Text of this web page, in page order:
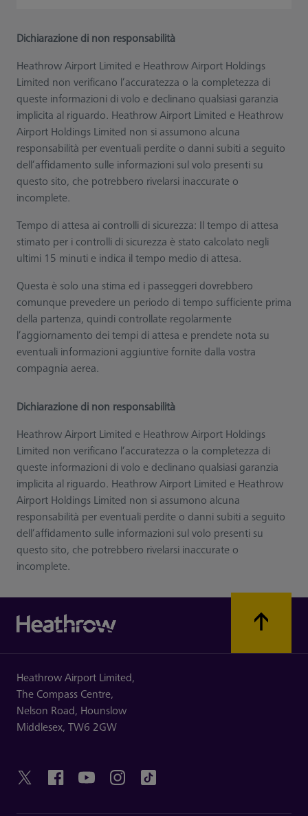
Dichiarazione di non responsabilità
Heathrow Airport Limited e Heathrow Airport Holdings
Limited non verificano l’accuratezza o la completezza di
queste informazioni di volo e declinano qualsiasi garanzia
implicita al riguardo. Heathrow Airport Limited e Heathrow
Airport Holdings Limited non si assumono alcuna
responsabilità per eventuali perdite o danni subiti a seguito
dell’affidamento sulle informazioni sul volo presenti su
questo sito, che potrebbero rivelarsi inaccurate o
incomplete.
Tempo di attesa ai controlli di sicurezza: Il tempo di attesa
stimato per i controlli di sicurezza è stato calcolato negli
ultimi 15 minuti e indica il tempo medio di attesa.
Questa è solo una stima ed i passeggeri dovrebbero
comunque prevedere un periodo di tempo sufficiente prima
della partenza, quindi controllate regolarmente
l’aggiornamento dei tempi di attesa e prendete nota su
eventuali informazioni aggiuntive fornite dalla vostra
compagnia aerea.
Dichiarazione di non responsabilità
Heathrow Airport Limited e Heathrow Airport Holdings
Limited non verificano l’accuratezza o la completezza di
queste informazioni di volo e declinano qualsiasi garanzia
implicita al riguardo. Heathrow Airport Limited e Heathrow
Airport Holdings Limited non si assumono alcuna
responsabilità per eventuali perdite o danni subiti a seguito
dell’affidamento sulle informazioni sul volo presenti su
questo sito, che potrebbero rivelarsi inaccurate o
incomplete.
Heathrow Airport Limited,
The Compass Centre,
Nelson Road, Hounslow
Middlesex, TW6 2GW